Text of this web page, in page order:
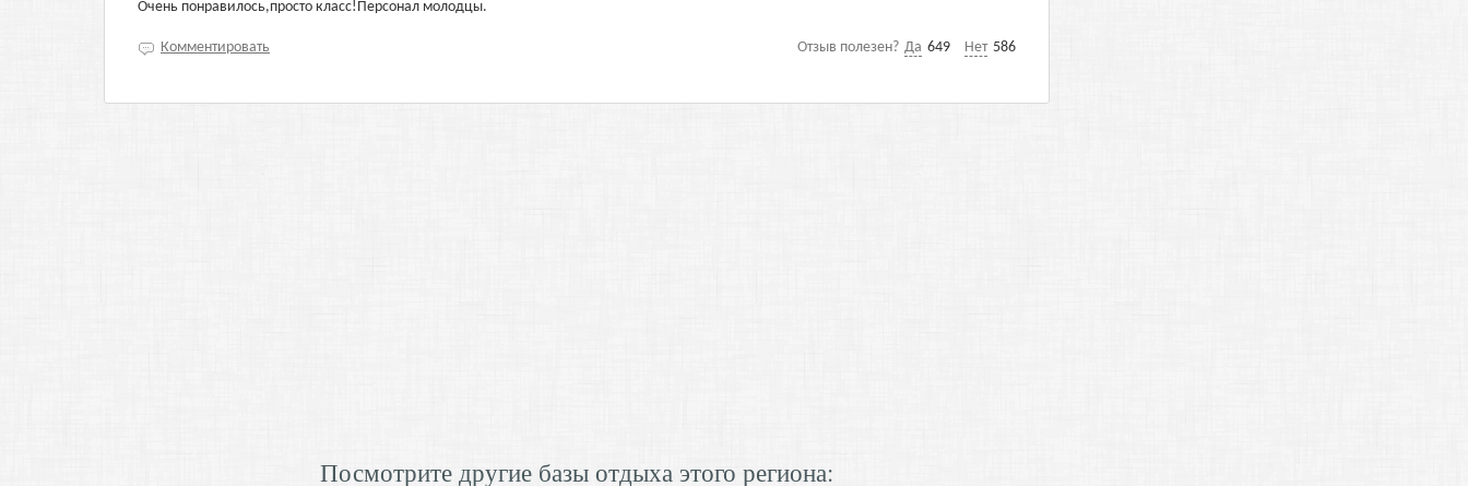
Очень понравилось,просто класс!Персонал молодцы.
Отзыв полезен? Да 649 Нет 586
Комментировать
Посмотрите другие базы отдыха этого региона: